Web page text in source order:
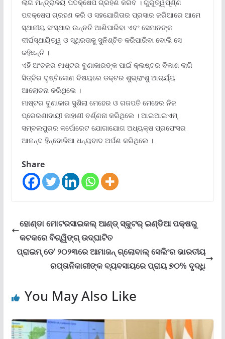
ଲାଗି ମନ୍ତ୍ରାଳୟ ପଦକ୍ଷେପ ଗ୍ରହଣ କରିବ । ଗୁରୁତ୍ୱପୂର୍ଣ୍ଣ
ପଦକ୍ଷେପ ଗ୍ରହଣ କରି ଓ ସହଯୋଗିତାର ପ୍ରସାର ଜରିଆରେ ଆମେ
ସ୍ଥାନୀୟ ସଂସ୍ଥାର ଉନ୍ନତି ଆଣିପାରିବା ଏବଂ ସେମାନଙ୍କ
ଦୀର୍ଘସ୍ଥାୟିତ୍ୱ ଓ ସ୍ଥିରତାକୁ ସୁନିଶ୍ଚିତ କରିପାରିବା ବୋଲି ସେ
କହିଛନ୍ତି ।
ଏହି ଅଂଚଳର ମାଷ୍ଟର ବୁଣାକାରଙ୍କ ପାଇଁ କ୍ଲଷ୍ଟର ବିକାଶ ଲାଗି
ସିଡ୍‌ବିର ଦୃଷ୍ଟିକୋଣ ବିଷୟରେ ଡକ୍ଟର ଶୁଭ୍ରାଂଶୁ ଆଚାର୍ଯ୍ୟ
ଆଲୋଚନା କରିଥିଲେ ।
ମାଷ୍ଟର ବୁଣାକାର ସୁଶିଲା ମେହେର ଓ ଗଜପତି ମେହେର ନିଜ
ପ୍ରେରଣାଦାୟୀ କାହାଣୀ ବର୍ଣ୍ଣନା କରିଥିଲେ । ଆଇଆଇଏମ୍
ସମ୍ବଲପୁରର କର୍ପୋରେଟ ଯୋଗାଯୋଗ ଅଧ୍ୟକ୍ଷ ପ୍ରଫେସର
ଆନନ୍ଦ ହିନ୍ଦୋଳିଆ ଧନ୍ୟବାଦ ଅର୍ପଣ କରିଥିଲେ ।
Share
ହୋଣ୍ଡା ମୋଟରସାଇକଲ୍ ଆଣ୍ଡ୍ ସ୍କୁଟର୍ ଇଣ୍ଡିଆ ପକ୍ଷରୁ
କଟକରେ ବିଗ୍‌ୱିଙ୍ଗ୍ ଉଦ୍‌ଘାଟିତ
ପ୍ରାଇମ୍ ଡେ’ ୨୦୨୩ରେ ଆମାଜନ୍ ଗ୍ଲୋବାଲ୍ ସେଲିଂର ଭାରତୀୟ
ରପ୍ତାନିକାରୀଙ୍କ ବ୍ୟବସାୟରେ ପ୍ରାୟ ୭୦% ବୃଦ୍ଧି
You May Also Like